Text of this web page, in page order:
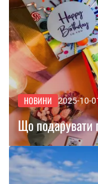
НОВИНИ 2025-10-
Що подарувати